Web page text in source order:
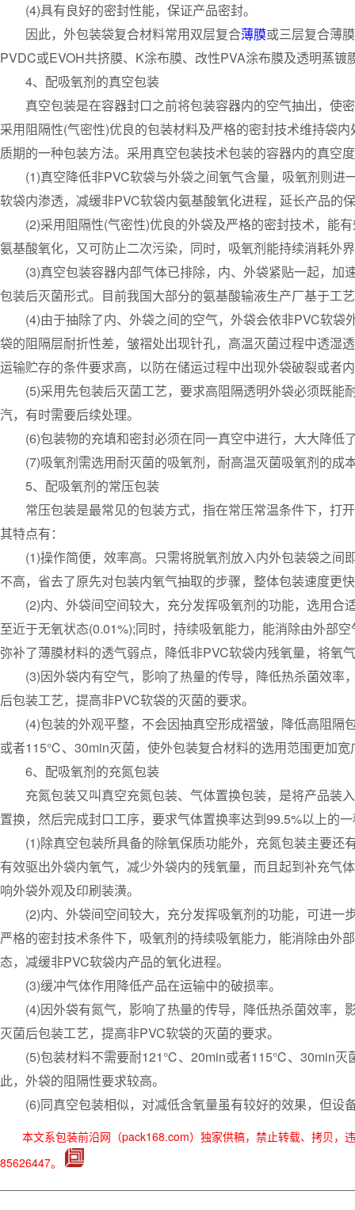
(4)具有良好的密封性能，保证产品密封。
因此，外包装袋复合材料常用双层复合薄膜或三层复合薄
PVDC或EVOH共挤膜、K涂布膜、改性PVA涂布膜及透明蒸镀
4、配吸氧剂的真空包装
真空包装是在容器封口之前将包装容器内的空气抽出，使
采用阻隔性(气密性)优良的包装材料及严格的密封技术维持袋
质期的一种包装方法。采用真空包装技术包装的容器内的真空
(1)真空降低非PVC软袋与外袋之间氧气含量，吸氧剂则进
软袋内渗透，减缓非PVC软袋内氨基酸氧化进程，延长产品的
(2)采用阻隔性(气密性)优良的外袋及严格的密封技术，能
氨基酸氧化，又可防止二次污染，同时，吸氧剂能持续消耗外
(3)真空包装容器内部气体已排除，内、外袋紧贴一起，加
包装后灭菌形式。目前我国大部分的氨基酸输液生产厂基于工
(4)由于抽除了内、外袋之间的空气，外袋会依非PVC软袋
袋的阻隔层耐折性差，皱褶处出现针孔，高温灭菌过程中透湿
运输贮存的条件要求高，以防在储运过程中出现外袋破裂或者
(5)采用先包装后灭菌工艺，要求高阻隔透明外袋必须既
汽，有时需要后续处理。
(6)包装物的充填和密封必须在同一真空中进行，大大降低
(7)吸氧剂需选用耐灭菌的吸氧剂，耐高温灭菌吸氧剂的成
5、配吸氧剂的常压包装
常压包装是最常见的包装方式，指在常压常温条件下，打
其特点有：
(1)操作简便，效率高。只需将脱氧剂放入内外包装袋之间
不高，省去了原先对包装内氧气抽取的步骤，整体包装速度更
(2)内、外袋间空间较大，充分发挥吸氧剂的功能，选用合
至近于无氧状态(0.01%);同时，持续吸氧能力，能消除由外部
弥补了薄膜材料的透气弱点，降低非PVC软袋内残氧量，将氧
(3)因外袋内有空气，影响了热量的传导，降低热杀菌效率
后包装工艺，提高非PVC软袋的灭菌的要求。
(4)包装的外观平整，不会因抽真空形成褶皱，降低高阻隔
或者115℃、30min灭菌，使外包装复合材料的选用范围更加宽
6、配吸氧剂的充氮包装
充氮包装又叫真空充氮包装、气体置换包装，是将产品装
置换，然后完成封口工序，要求气体置换率达到99.5%以上的
(1)除真空包装所具备的除氧保质功能外，充氮包装主要还
有效驱出外袋内氧气，减少外袋内的残氧量，而且起到补充气
响外袋外观及印刷装潢。
(2)内、外袋间空间较大，充分发挥吸氧剂的功能，可进一
严格的密封技术条件下，吸氧剂的持续吸氧能力，能消除由外
态，减缓非PVC软袋内产品的氧化进程。
(3)缓冲气体作用降低产品在运输中的破损率。
(4)因外袋有氮气，影响了热量的传导，降低热杀菌效率，
灭菌后包装工艺，提高非PVC软袋的灭菌的要求。
(5)包装材料不需要耐121℃、20min或者115℃、30min灭菌
此，外袋的阻隔性要求较高。
(6)同真空包装相似，对减低含氧量虽有较好的效果，但设
本文系包装前沿网（pack168.com）独家供稿，禁止转载、拷贝，
85626447。